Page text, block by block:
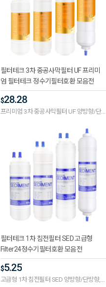
필터테크 3차 중공사막필터 UF 프리미
엄 필터테크 정수기필터호환 모음전
$28.28
프리미엄 3차 중공사막필터 UF 양방향/단
필터테크 1차 침전필터 SED 고급형
Filter24정수기필터호환 모음전
$5.25
고급형 1차 침전필터 SED 양방향/단방향,